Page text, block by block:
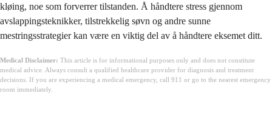
kløing, noe som forverrer tilstanden. Å håndtere stress gjennom
avslappingsteknikker, tilstrekkelig søvn og andre sunne
mestringsstrategier kan være en viktig del av å håndtere eksemet ditt.
Medical Disclaimer: This article is for informational purposes only and does not constitute
medical advice. Always consult a qualified healthcare provider for diagnosis and treatment
decisions. If you are experiencing a medical emergency, call 911 or go to the nearest emergency
room immediately.